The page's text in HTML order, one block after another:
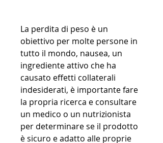
La perdita di peso è un
obiettivo per molte persone in
tutto il mondo, nausea, un
ingrediente attivo che ha
causato effetti collaterali
indesiderati, è importante fare
la propria ricerca e consultare
un medico o un nutrizionista
per determinare se il prodotto
è sicuro e adatto alle proprie